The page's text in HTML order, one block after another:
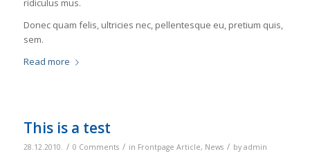
ridiculus mus.
Donec quam felis, ultricies nec, pellentesque eu, pretium quis,
sem.
Read more
This is a test
28.12.2010. / 0 Comments / in Frontpage Article, News / by admin